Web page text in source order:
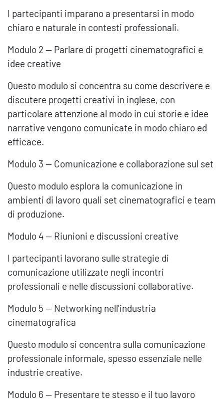
I partecipanti imparano a presentarsi in modo
chiaro e naturale in contesti professionali.
Modulo 2 — Parlare di progetti cinematografici e
idee creative
Questo modulo si concentra su come descrivere e
discutere progetti creativi in inglese, con
particolare attenzione al modo in cui storie e idee
narrative vengono comunicate in modo chiaro ed
efficace.
Modulo 3 — Comunicazione e collaborazione sul set
Questo modulo esplora la comunicazione in
ambienti di lavoro quali set cinematografici e team
di produzione.
Modulo 4 — Riunioni e discussioni creative
I partecipanti lavorano sulle strategie di
comunicazione utilizzate negli incontri
professionali e nelle discussioni collaborative.
Modulo 5 — Networking nell’industria
cinematografica
Questo modulo si concentra sulla comunicazione
professionale informale, spesso essenziale nelle
industrie creative.
Modulo 6 — Presentare te stesso e il tuo lavoro